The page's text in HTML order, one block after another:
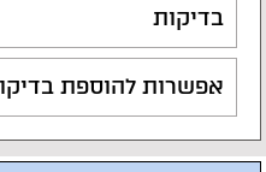
בדיקות
אפשרות להוספת